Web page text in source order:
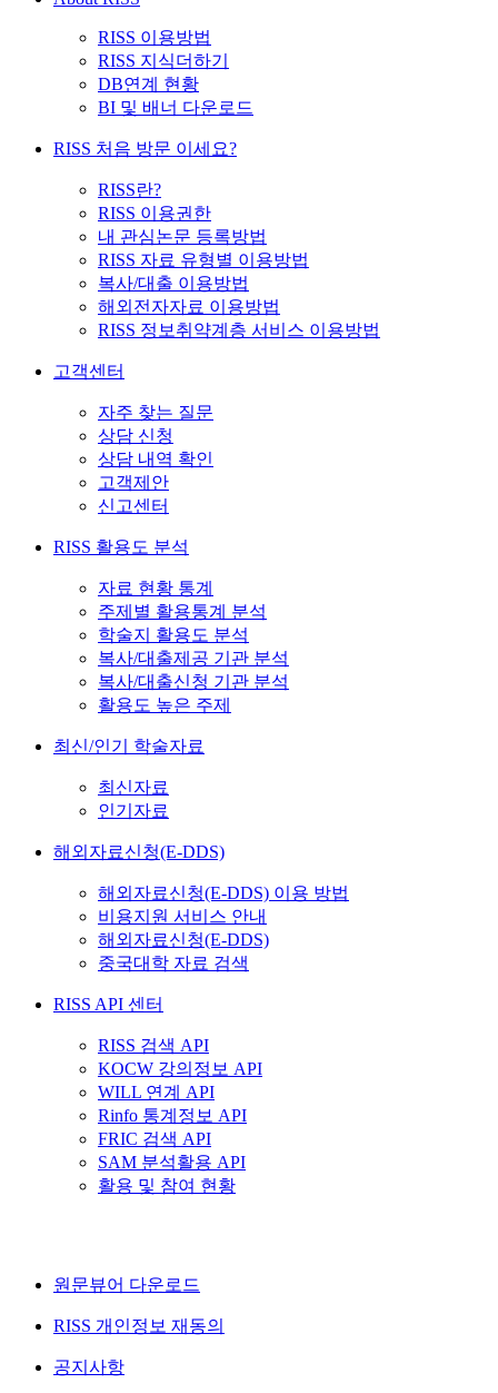
RISS 이용방법
RISS 지식더하기
DB연계 현황
BI 및 배너 다운로드
RISS 처음 방문 이세요?
RISS란?
RISS 이용권한
내 관심논문 등록방법
RISS 자료 유형별 이용방법
복사/대출 이용방법
해외전자자료 이용방법
RISS 정보취약계층 서비스 이용방법
고객센터
자주 찾는 질문
상담 신청
상담 내역 확인
고객제안
신고센터
RISS 활용도 분석
자료 현황 통계
주제별 활용통계 분석
학술지 활용도 분석
복사/대출제공 기관 분석
복사/대출신청 기관 분석
활용도 높은 주제
최신/인기 학술자료
최신자료
인기자료
해외자료신청(E-DDS)
해외자료신청(E-DDS) 이용 방법
비용지원 서비스 안내
해외자료신청(E-DDS)
중국대학 자료 검색
RISS API 센터
RISS 검색 API
KOCW 강의정보 API
WILL 연계 API
Rinfo 통계정보 API
FRIC 검색 API
SAM 분석활용 API
활용 및 참여 현황
원문뷰어 다운로드
RISS 개인정보 재동의
공지사항